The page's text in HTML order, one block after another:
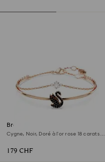
Bracelet-jonc Swan
Cygne, Noir, Doré à l’or rose 18 carats
179 CHF